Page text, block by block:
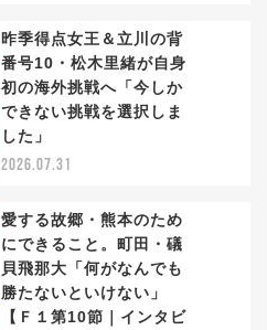
昨季得点女王＆立川の背
番号10・松木里緒が自身
初の海外挑戦へ「今しか
できない挑戦を選択しま
した」
2026.07.31
愛する故郷・熊本のため
にできること。町田・礒
貝飛那大「何がなんでも
勝たないといけない」
【Ｆ１第10節｜インタビ